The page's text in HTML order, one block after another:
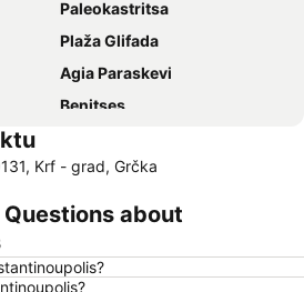
Paleokastritsa
Plaža Glifada
Agia Paraskevi
Benitses
Liston
Aghios Georgios Argirades
Plaža Kavos
Krf - grad, Grčka
about